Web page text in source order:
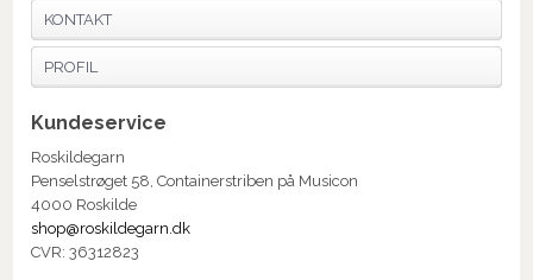
KONTAKT
PROFIL
Kundeservice
Roskildegarn
Penselstrøget 58, Containerstriben på Musicon
4000 Roskilde
shop@roskildegarn.dk
CVR: 36312823